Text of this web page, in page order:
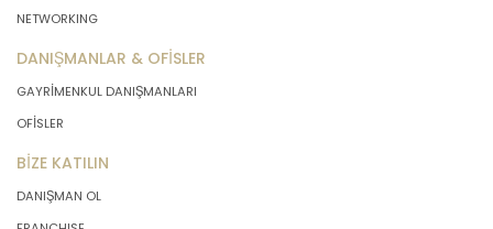
NETWORKING
DANIŞMANLAR & OFİSLER
GAYRİMENKUL DANIŞMANLARI
OFİSLER
BİZE KATILIN
DANIŞMAN OL